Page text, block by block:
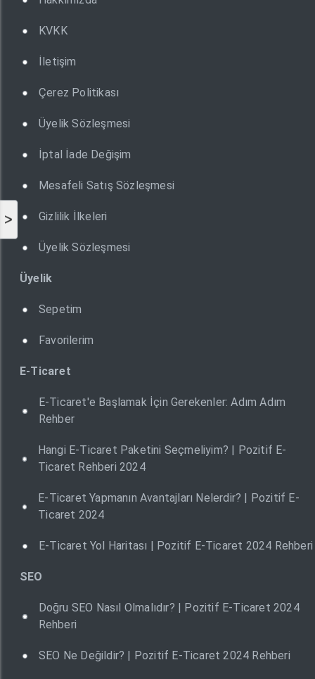
>
KVKK
İletişim
Çerez Politikası
Üyelik Sözleşmesi
İptal İade Değişim
Mesafeli Satış Sözleşmesi
Gizlilik İlkeleri
Üyelik Sözleşmesi
Üyelik
Sepetim
Favorilerim
E-Ticaret
E-Ticaret'e Başlamak İçin Gerekenler: Adım Adım
Rehber
Hangi E-Ticaret Paketini Seçmeliyim? | Pozitif E-
Ticaret Rehberi 2024
E-Ticaret Yapmanın Avantajları Nelerdir? | Pozitif E-
Ticaret 2024
E-Ticaret Yol Haritası | Pozitif E-Ticaret 2024 Rehberi
SEO
Doğru SEO Nasıl Olmalıdır? | Pozitif E-Ticaret 2024
Rehberi
SEO Ne Değildir? | Pozitif E-Ticaret 2024 Rehberi